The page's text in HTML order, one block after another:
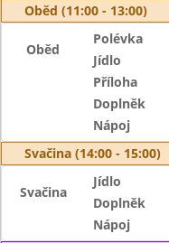
Oběd (11:00 - 13:00)
Oběd
Polévka
Jídlo
Příloha
Doplněk
Nápoj
Svačina (14:00 - 15:00)
Svačina
Jídlo
Doplněk
Nápoj